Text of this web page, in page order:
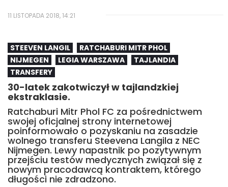
11 LISTOPADA 2018, 14:21
STEEVEN LANGIL
RATCHABURI MITR PHOL
NIJMEGEN
LEGIA WARSZAWA
TAJLANDIA
TRANSFERY
30-latek zakotwiczył w tajlandzkiej
ekstraklasie.
Ratchaburi Mitr Phol FC za pośrednictwem
swojej oficjalnej strony internetowej
poinformowało o pozyskaniu na zasadzie
wolnego transferu Steevena Langila z NEC
Nijmegen. Lewy napastnik po pozytywnym
przejściu testów medycznych związał się z
nowym pracodawcą kontraktem, którego
długości nie zdradzono.